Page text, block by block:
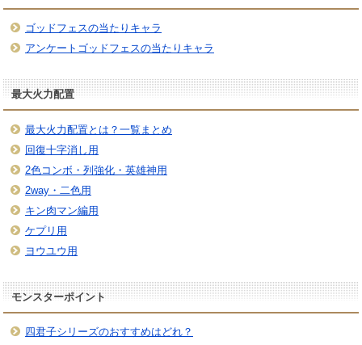
ゴッドフェスの当たりキャラ
アンケートゴッドフェスの当たりキャラ
最大火力配置
最大火力配置とは？一覧まとめ
回復十字消し用
2色コンボ・列強化・英雄神用
2way・二色用
キン肉マン編用
ケプリ用
ヨウユウ用
モンスターポイント
四君子シリーズのおすすめはどれ？